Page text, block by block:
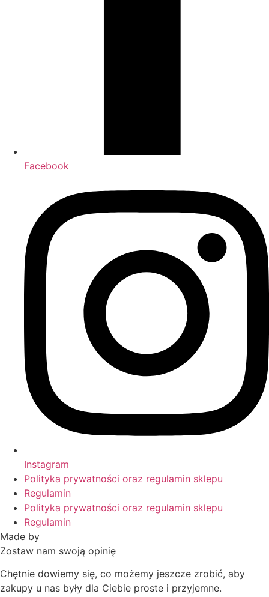
Facebook
Instagram
Polityka prywatności oraz regulamin sklepu
Regulamin
Polityka prywatności oraz regulamin sklepu
Regulamin
Made by
Zostaw nam swoją opinię
Chętnie dowiemy się, co możemy jeszcze zrobić, aby
zakupy u nas były dla Ciebie proste i przyjemne.